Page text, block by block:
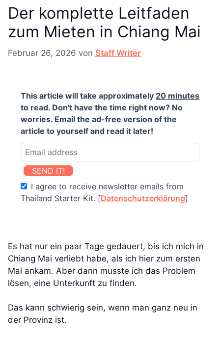
Der komplette Leitfaden
zum Mieten in Chiang Mai
Februar 26, 2026 von Staff Writer
This article will take approximately 20 minutes
to read. Don't have the time right now? No
worries. Email the ad-free version of the
article to yourself and read it later!
SEND IT!
I agree to receive newsletter emails from
Thailand Starter Kit. [Datenschutzerklärung]
Es hat nur ein paar Tage gedauert, bis ich mich in
Chiang Mai verliebt habe, als ich hier zum ersten
Mal ankam. Aber dann musste ich das Problem
lösen, eine Unterkunft zu finden.
Das kann schwierig sein, wenn man ganz neu in
der Provinz ist.